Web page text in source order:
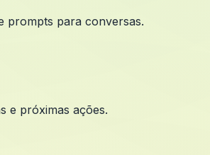
prompts para conversas.
e próximas ações.